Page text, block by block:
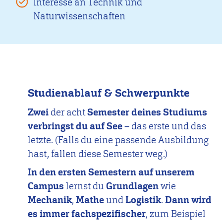
Naturwissenschaften
Studienablauf & Schwerpunkte
Zwei der achtSemester deines Studiums
verbringst du auf See– das erste und das
letzte. (Falls du eine passende Ausbildung
hast, fallen diese Semester weg.)
In den ersten Semestern auf unserem
Campus lernst du Grundlagenwie
Mechanik, MatheundLogistik. Dann wird
es immer fachspezifischer, zum Beispiel